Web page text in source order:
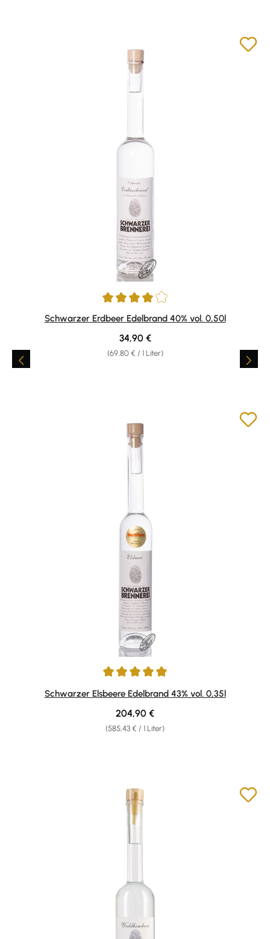
Durchschnittliche Bewertung von 4 von 5 Sternen
Schwarzer Erdbeer Edelbrand 40% vol. 0,50l
(69,80 € / 1 Liter)
Regulärer Preis:
34,90 €
Durchschnittliche Bewertung von 5 von 5 Sternen
Schwarzer Elsbeere Edelbrand 43% vol. 0,35l
(585,43 € / 1 Liter)
Regulärer Preis:
204,90 €